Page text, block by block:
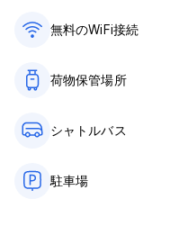
無料のWiFi接続
荷物保管場所
シャトルバス
駐車場